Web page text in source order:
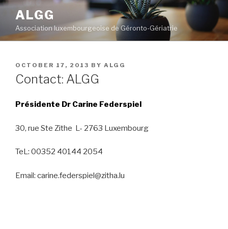
Skip
content
ALGG
Association luxembourgeoise de Géronto-Gériatrie
POSTED
ON
OCTOBER 17, 2013 BY ALGG
Contact: ALGG
Présidente Dr Carine Federspiel
30, rue Ste Zithe L- 2763 Luxembourg
TeL: 00352 40144 2054
Email: carine.federspiel@zitha.lu